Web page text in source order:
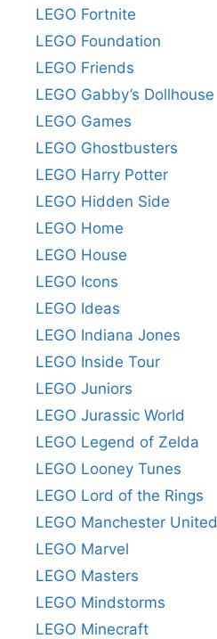
LEGO Fortnite
LEGO Foundation
LEGO Friends
LEGO Gabby’s Dollhouse
LEGO Games
LEGO Ghostbusters
LEGO Harry Potter
LEGO Hidden Side
LEGO Home
LEGO House
LEGO Icons
LEGO Ideas
LEGO Indiana Jones
LEGO Inside Tour
LEGO Juniors
LEGO Jurassic World
LEGO Legend of Zelda
LEGO Looney Tunes
LEGO Lord of the Rings
LEGO Manchester United
LEGO Marvel
LEGO Masters
LEGO Mindstorms
LEGO Minecraft